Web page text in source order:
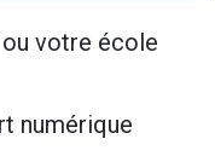
votre école
numérique